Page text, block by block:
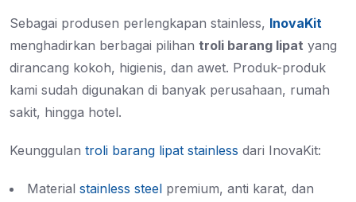
Sebagai produsen perlengkapan stainless, InovaKit
menghadirkan berbagai pilihan troli barang lipat yang
dirancang kokoh, higienis, dan awet. Produk-produk
kami sudah digunakan di banyak perusahaan, rumah
sakit, hingga hotel.
Keunggulan troli barang lipat stainless dari InovaKit:
Material stainless steel premium, anti karat, dan